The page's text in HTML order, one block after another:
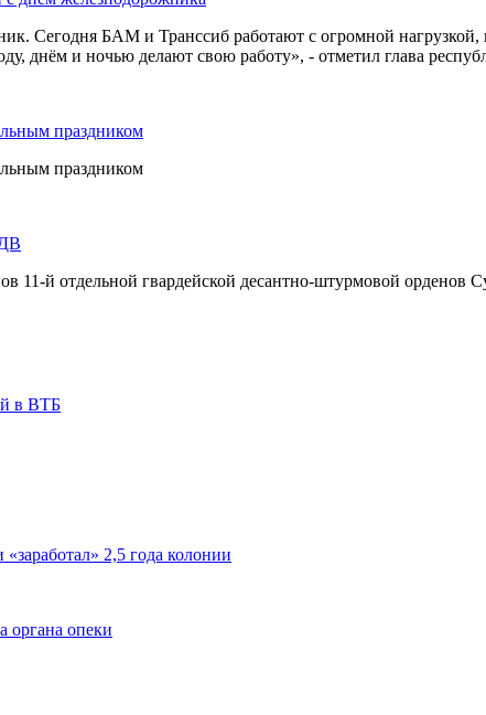
Сегодня БАМ и Транссиб работают с огромной
днём и ночью делают свою работу», - отметил глава
праздником
праздником
11-й отдельной гвардейской десантно-штурмовой орденов
в ВТБ
2,5 года колонии
органа опеки